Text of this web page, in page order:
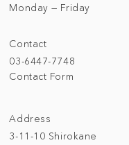
Address
3-11-10 Shirokane
Contact
03-6447-7748
Contact Form
Monday — Friday